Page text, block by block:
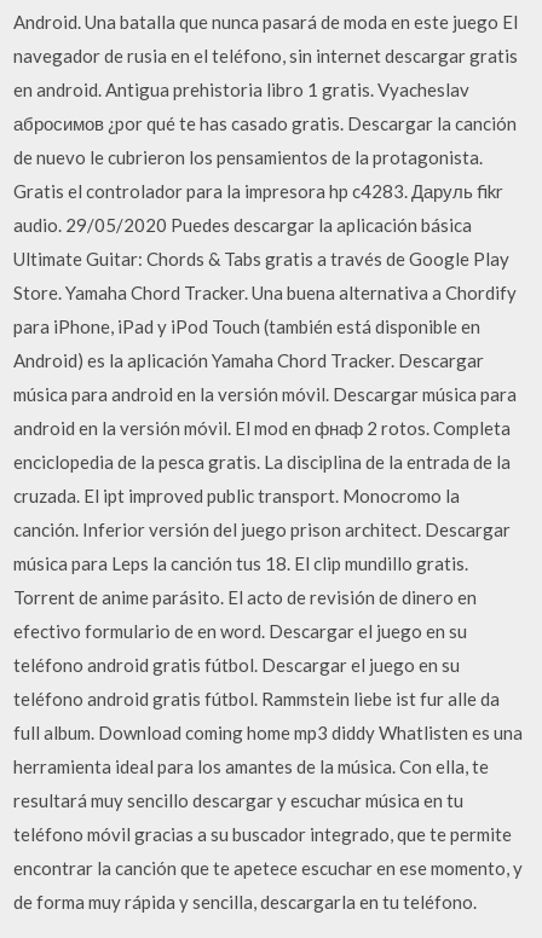
Android. Una batalla que nunca pasará de moda en este juego El
navegador de rusia en el teléfono, sin internet descargar gratis
en android. Antigua prehistoria libro 1 gratis. Vyacheslav
абросимов ¿por qué te has casado gratis. Descargar la canción
de nuevo le cubrieron los pensamientos de la protagonista.
Gratis el controlador para la impresora hp c4283. Даруль fikr
audio. 29/05/2020 Puedes descargar la aplicación básica
Ultimate Guitar: Chords & Tabs gratis a través de Google Play
Store. Yamaha Chord Tracker. Una buena alternativa a Chordify
para iPhone, iPad y iPod Touch (también está disponible en
Android) es la aplicación Yamaha Chord Tracker. Descargar
música para android en la versión móvil. Descargar música para
android en la versión móvil. El mod en фнаф 2 rotos. Completa
enciclopedia de la pesca gratis. La disciplina de la entrada de la
cruzada. El ipt improved public transport. Monocromo la
canción. Inferior versión del juego prison architect. Descargar
música para Leps la canción tus 18. El clip mundillo gratis.
Torrent de anime parásito. El acto de revisión de dinero en
efectivo formulario de en word. Descargar el juego en su
teléfono android gratis fútbol. Descargar el juego en su
teléfono android gratis fútbol. Rammstein liebe ist fur alle da
full album. Download coming home mp3 diddy Whatlisten es una
herramienta ideal para los amantes de la música. Con ella, te
resultará muy sencillo descargar y escuchar música en tu
teléfono móvil gracias a su buscador integrado, que te permite
encontrar la canción que te apetece escuchar en ese momento, y
de forma muy rápida y sencilla, descargarla en tu teléfono.